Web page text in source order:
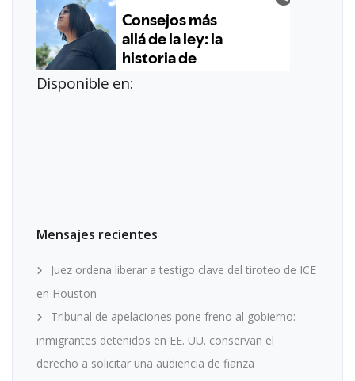
Disponible en:
Mensajes recientes
Juez ordena liberar a testigo clave del tiroteo de ICE
en Houston
Tribunal de apelaciones pone freno al gobierno:
inmigrantes detenidos en EE. UU. conservan el
derecho a solicitar una audiencia de fianza